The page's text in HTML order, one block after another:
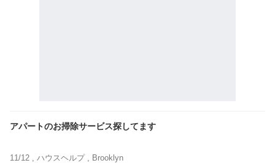
アパートのお掃除サービス探してます
11/12 , ハウスヘルプ , Brooklyn